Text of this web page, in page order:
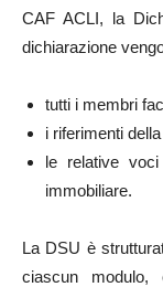
CAF ACLI, la
dichiarazione
tutti i membri
i riferimenti
le relative
immobiliare.
La DSU è
ciascun modulo,